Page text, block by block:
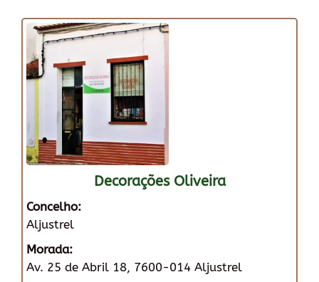
Decorações Oliveira
Concelho:
Aljustrel
Morada:
Av. 25 de Abril 18, 7600-014 Aljustrel